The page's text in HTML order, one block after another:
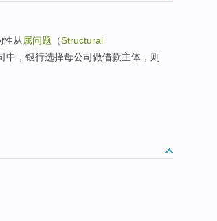
性从 属问题 （Structural
中，银行选择母公司做借款主体，则